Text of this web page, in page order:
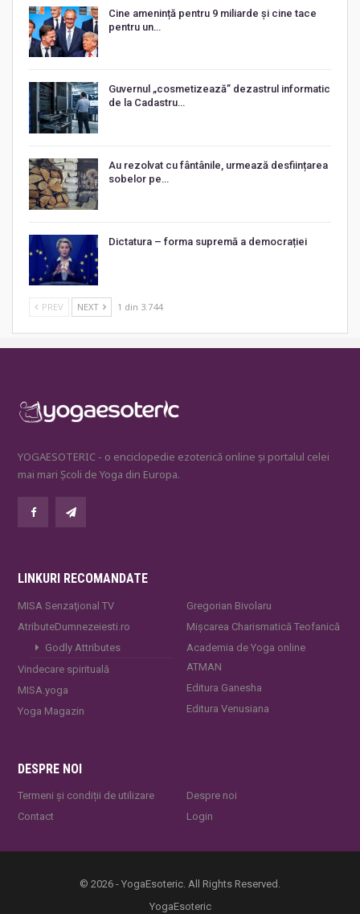
Cine amenință pentru 9 miliarde și cine tace
pentru un…
Guvernul „cosmetizează” dezastrul informatic
de la Cadastru…
Au rezolvat cu fântânile, urmează desființarea
sobelor pe…
Dictatura – forma supremă a democrației
PREV NEXT 1 din 3.744
YOGAESOTERIC - o enciclopedie ezoterică online și portalul celei
mai mari Școli de Yoga din Europa.
LINKURI RECOMANDATE
MISA Senzaţional TV
AtributeDumnezeiesti.ro
Godly Attributes
Vindecare spirituală
MISA.yoga
Yoga Magazin
Gregorian Bivolaru
Mișcarea Charismatică Teofanică
Academia de Yoga online
ATMAN
Editura Ganesha
Editura Venusiana
DESPRE NOI
Termeni și condiții de utilizare
Contact
Despre noi
Login
© 2026 - YogaEsoteric. All Rights Reserved.
YogaEsoteric